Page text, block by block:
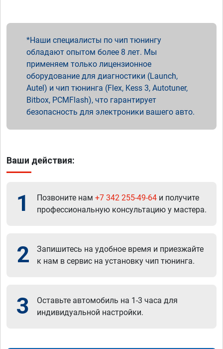
Наши специалисты по чип тюнингу
обладают опытом более 8 лет. Мы
применяем только лицензионное
оборудование для диагностики (Launch,
Autel) и чип тюнинга (Flex, Kess 3, Autotuner,
Bitbox, PCMFlash), что гарантирует
безопасность для электроники вашего авто.
Ваши действия:
1 Позвоните нам +7 342 255-49-64 и получите
профессиональную консультацию у мастера.
2
Запишитесь на удобное время и приезжайте
к нам в сервис на установку чип тюнинга.
3
Оставьте автомобиль на 1-3 часа для
индивидуальной настройки.